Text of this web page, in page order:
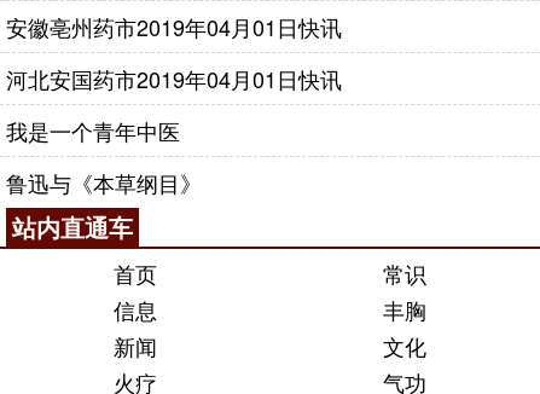
安徽亳州药市2019年04月01日快讯
河北安国药市2019年04月01日快讯
我是一个青年中医
鲁迅与《本草纲目》
站内直通车
首页 常识
信息
丰胸
新闻
文化
火疗
气功